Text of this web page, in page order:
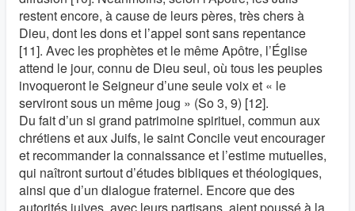
restent encore, à cause de leurs pères, très chers à
Dieu, dont les dons et l’appel sont sans repentance
[11]. Avec les prophètes et le même Apôtre, l’Église
attend le jour, connu de Dieu seul, où tous les peuples
invoqueront le Seigneur d’une seule voix et « le
serviront sous un même joug » (So 3, 9) [12].
Du fait d’un si grand patrimoine spirituel, commun aux
chrétiens et aux Juifs, le saint Concile veut encourager
et recommander la connaissance et l’estime mutuelles,
qui naîtront surtout d’études bibliques et théologiques,
ainsi que d’un dialogue fraternel. Encore que des